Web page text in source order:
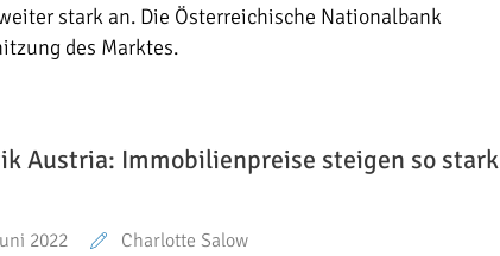
stark an. Die Österreichische Nationalbank
des Marktes.
Austria: Immobilienpreise steigen so stark
2022 Charlotte Salow